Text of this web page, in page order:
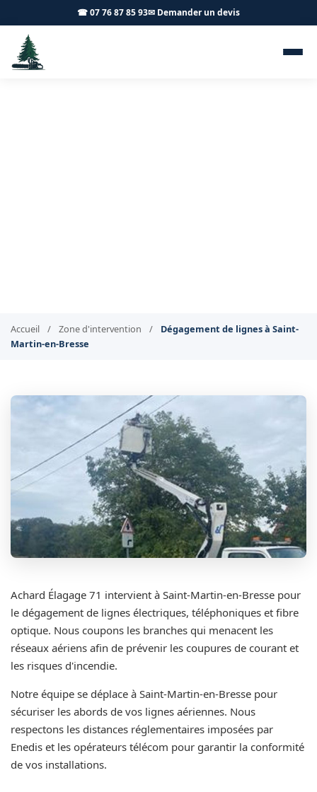
☎ 07 76 87 85 93✉ Demander un devis
Accueil / Zone d'intervention /
Dégagement de lignes à Saint-
Martin-en-Bresse
Achard Élagage 71 intervient à Saint-Martin-en-Bresse pour
le dégagement de lignes électriques, téléphoniques et fibre
optique. Nous coupons les branches qui menacent les
réseaux aériens afin de prévenir les coupures de courant et
les risques d'incendie.
Notre équipe se déplace à Saint-Martin-en-Bresse pour
sécuriser les abords de vos lignes aériennes. Nous
respectons les distances réglementaires imposées par
Enedis et les opérateurs télécom pour garantir la conformité
de vos installations.